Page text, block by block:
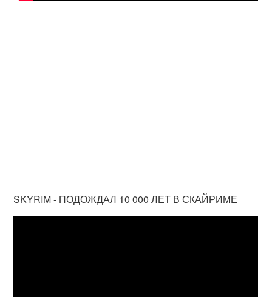
SKYRIM - ПОДОЖДАЛ 10 000 ЛЕТ В СКАЙРИМЕ